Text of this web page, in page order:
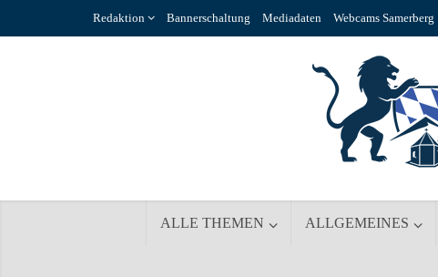
Redaktion Bannerschaltung Mediadaten Webcams Samerberg
ALLE THEMEN ALLGEMEINES